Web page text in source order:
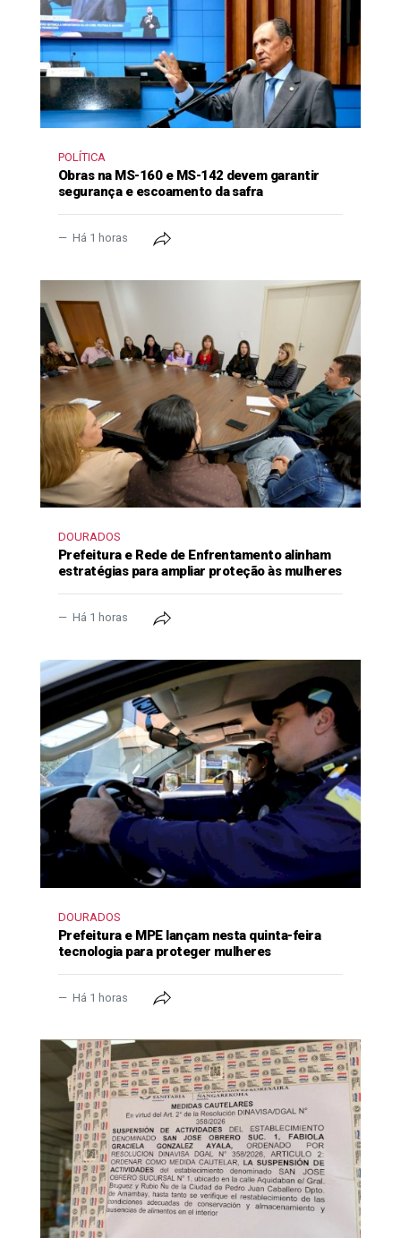
POLÍTICA
Obras na MS-160 e MS-142 devem garantir
segurança e escoamento da safra
Há 1 horas
DOURADOS
Prefeitura e Rede de Enfrentamento alinham
estratégias para ampliar proteção às mulheres
Há 1 horas
DOURADOS
Prefeitura e MPE lançam nesta quinta-feira
tecnologia para proteger mulheres
Há 1 horas